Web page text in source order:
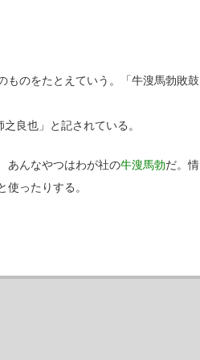
ものをたとえていう。「牛溲馬勃敗鼓
良也」と記されている。
あんなやつはわが社の牛溲馬勃だ。情
ったりする。